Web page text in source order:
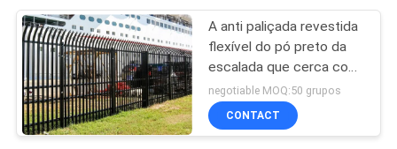
NOTÍCIA
PEÇA
UMAS
A anti paliçada revestida
flexível do pó preto da
escalada que cerca com
curvado empalidece
negotiable MOQ:50 grupos
CONTACT